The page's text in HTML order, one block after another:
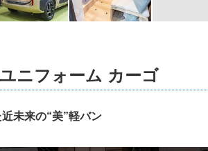
ニフォーム カーゴ
未来の“美”軽バン